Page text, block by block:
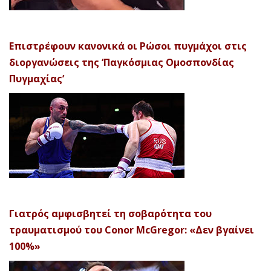
Επιστρέφουν κανονικά οι Ρώσοι πυγμάχοι στις
διοργανώσεις της ‘Παγκόσμιας Ομοσπονδίας
Πυγμαχίας’
Γιατρός αμφισβητεί τη σοβαρότητα του
τραυματισμού του Conor McGregor: «Δεν βγαίνει
100%»